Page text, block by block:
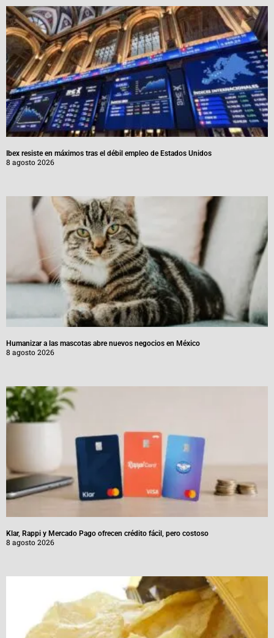
Ibex resiste en máximos tras el débil empleo de Estados Unidos
8 agosto 2026
Humanizar a las mascotas abre nuevos negocios en México
8 agosto 2026
Klar, Rappi y Mercado Pago ofrecen crédito fácil, pero costoso
8 agosto 2026